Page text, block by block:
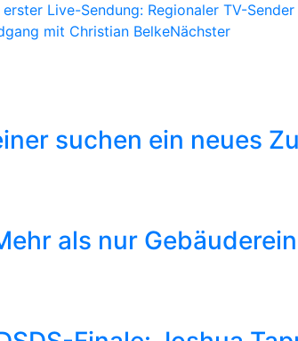
Live-Sendung: Regionaler TV-
mit Christian BelkeNächster
suchen ein neues
als nur